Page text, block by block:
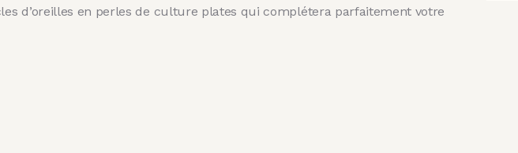
d’oreilles en perles de culture plates qui complétera parfaitement votre